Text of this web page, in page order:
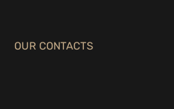
OUR CONTACTS